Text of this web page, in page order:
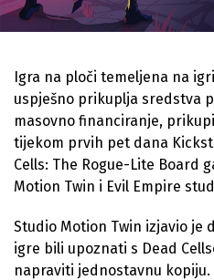
Igra na ploči temeljena na
uspješno prikuplja sredstva
masovno financiranje,
tijekom prvih pet dana
Cells: The Rogue-Lite Board
Motion Twin i Evil Empire
Studio Motion Twin izjavio je
igre bili upoznati s Dead
napraviti jednostavnu kopiju.